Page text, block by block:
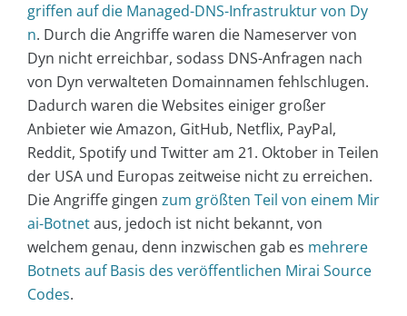
griffen auf die Managed-DNS-Infrastruktur von Dy
n. Durch die Angriffe waren die Nameserver von
Dyn nicht erreichbar, sodass DNS-Anfragen nach
von Dyn verwalteten Domainnamen fehlschlugen.
Dadurch waren die Websites einiger großer
Anbieter wie Amazon, GitHub, Netflix, PayPal,
Reddit, Spotify und Twitter am 21. Oktober in Teilen
der USA und Europas zeitweise nicht zu erreichen.
Die Angriffe gingen zum größten Teil von einem Mir
ai-Botnetaus, jedoch ist nicht bekannt, von
welchem genau, denn inzwischen gab es mehrere
Botnets auf Basis des veröffentlichen Mirai Source
Codes.